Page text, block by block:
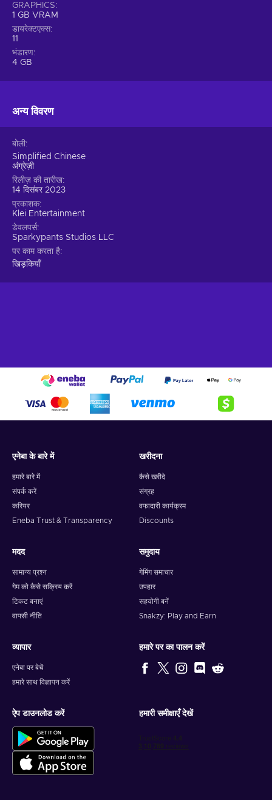
GRAPHICS
1 GB VRAM
डायरेक्टएक्स
11
भंडारण
4 GB
अन्य विवरण
बोली
Simplified Chinese
अंग्रेज़ी
रिलीज़ की तारीख
14 दिसंबर 2023
प्रकाशक
Klei Entertainment
डेवलपर्स
Sparkypants Studios LLC
पर काम करता है
खिड़कियाँ
एनेबा के बारे में
हमारे बारे में
संपर्क करें
करियर
Eneba Trust & Transparency
खरीदना
कैसे खरीदे
संग्रह
वफादारी कार्यक्रम
Discounts
मदद
सामान्य प्रश्न
गेम को कैसे सक्रिय करें
टिकट बनाएं
वापसी नीति
समुदाय
गेमिंग समाचार
उपहार
सहयोगी बनें
Snakzy: Play and Earn
व्यापार
एनेबा पर बेचें
हमारे साथ विज्ञापन करें
हमारे पर का पालन करें
ऐप डाउनलोड करें हमारी समीक्षाएँ देखें